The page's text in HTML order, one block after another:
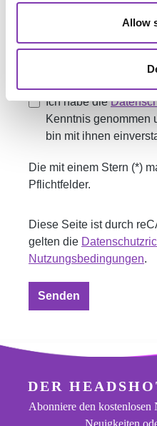
Allow
Kommentar
Ich habe die
Kenntnis genommen
bin mit ihnen
Die mit einem Stern (*)
Pflichtfelder.
Diese Seite ist durch
gelten die
Nutzungsbedingungen.
Senden
DER
Abonniere den kostenlosen
Deine E-Mail Adresse eingeben